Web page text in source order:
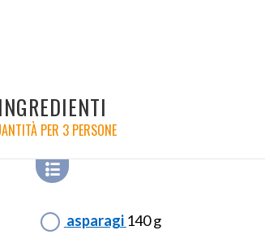
INGREDIENTI
PER 3 PERSONE
asparagi 140 g